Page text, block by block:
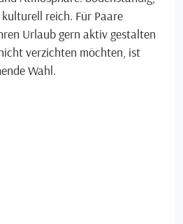
reich. Für Paare
Urlaub gern aktiv gestalten
verzichten möchten, ist
Wahl.